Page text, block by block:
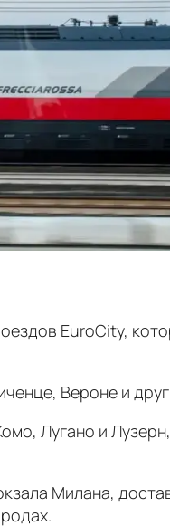
EuroCity,
Вероне и
Лугано и
Милана,